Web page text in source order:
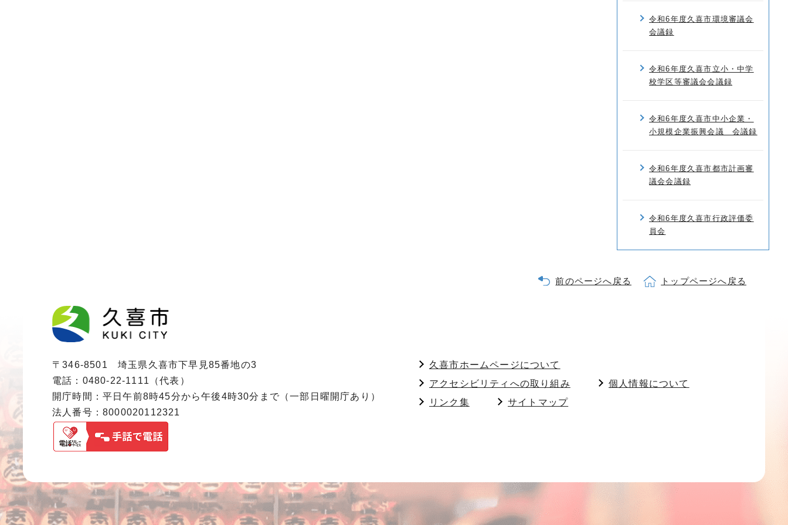
令和6年度久喜市環境審議会
会議録
令和6年度久喜市立小・中学
校学区等審議会会議録
令和6年度久喜市中小企業・
小規模企業振興会議 会議録
令和6年度久喜市都市計画審
議会会議録
令和6年度久喜市行政評価委
員会
前のページへ戻る トップページへ戻る
〒346-8501 埼玉県久喜市下早見85番地の3
電話：0480-22-1111（代表）
開庁時間：平日午前8時45分から午後4時30分まで（一部日曜開庁あり）
法人番号：8000020112321
久喜市ホームページについて
アクセシビリティへの取り組み
個人情報について
リンク集
サイトマップ